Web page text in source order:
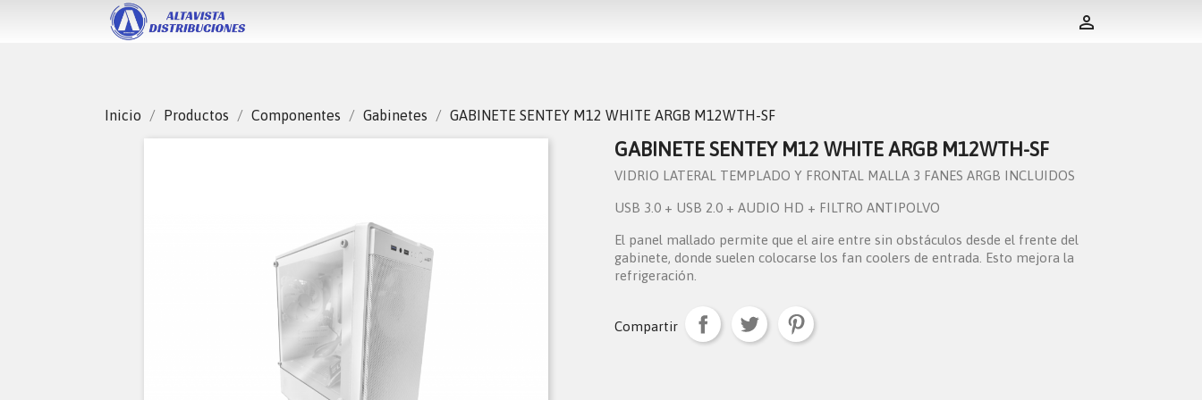

Inicio Productos Componentes Gabinetes GABINETE SENTEY M12 WHITE ARGB M12WTH-SF
GABINETE SENTEY M12 WHITE ARGB M12WTH-SF
VIDRIO LATERAL TEMPLADO Y FRONTAL MALLA 3 FANES ARGB INCLUIDOS
USB 3.0 + USB 2.0 + AUDIO HD + FILTRO ANTIPOLVO
El panel mallado permite que el aire entre sin obstáculos desde el frente del
gabinete, donde suelen colocarse los fan coolers de entrada. Esto mejora la
refrigeración.
Compartir